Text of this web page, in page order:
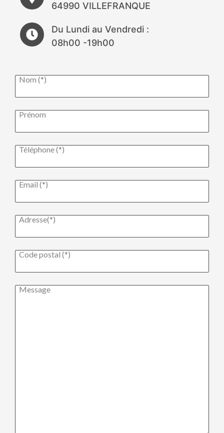
Nom (*)
Prénom
Téléphone (*)
Email (*)
Adresse(*)
Code postal (*)
Message
64990 VILLEFRANQUE
Du Lundi au Vendredi :
08h00 -19h00